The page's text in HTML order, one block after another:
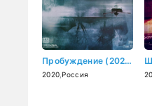
Пробуждение (2020)
2020 ,Россия